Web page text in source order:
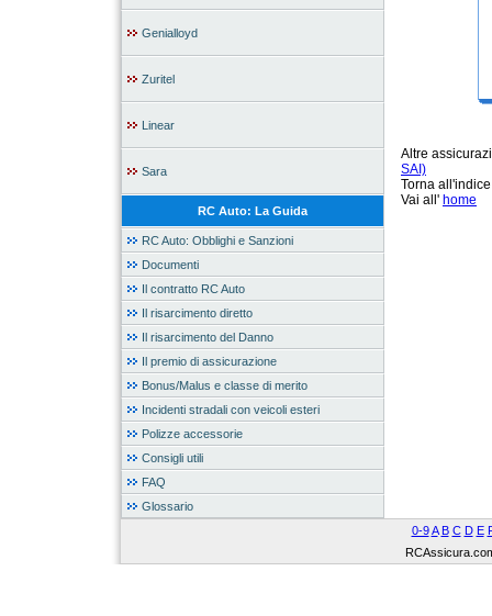
Genialloyd
Zuritel
Linear
Sara
RC Auto: La Guida
RC Auto: Obblighi e Sanzioni
Documenti
Il contratto RC Auto
Il risarcimento diretto
Il risarcimento del Danno
Il premio di assicurazione
Bonus/Malus e classe di merito
Incidenti stradali con veicoli esteri
Polizze accessorie
Consigli utili
FAQ
Glossario
Altre
SAI)
Torna
Vai all' home
0-9 A B C D E